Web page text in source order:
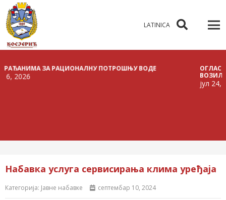
LATINICA
ЗА РАЦИОНАЛНУ ПОТРОШЊУ ВОДЕ
ОГЛАС О
ВОЗИЛА
јул 24, 2026
Набавка услуга сервисирања клима уређаја
Категорија: Јавне набавке септембар 10, 2024